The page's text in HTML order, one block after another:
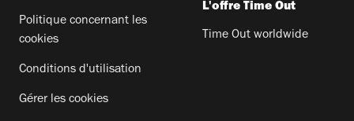
Politique concernant les
cookies
Conditions d'utilisation
Gérer les cookies
L'offre Time Out
Time Out worldwide